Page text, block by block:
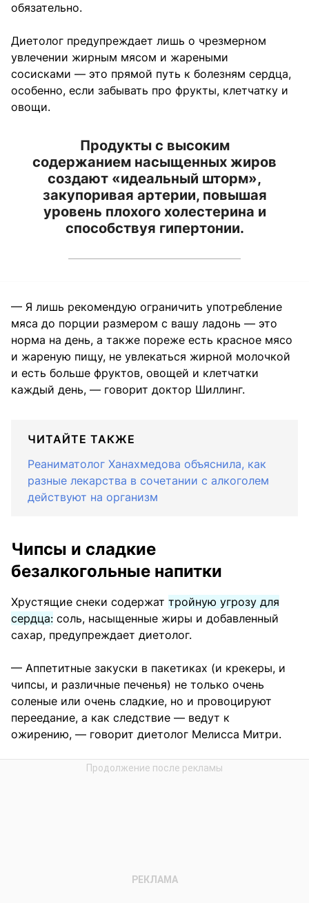
обязательно.
Диетолог предупреждает лишь о чрезмерном
увлечении жирным мясом и жареными
сосисками — это прямой путь к болезням сердца,
особенно, если забывать про фрукты, клетчатку и
овощи.
Продукты с высоким
содержанием насыщенных жиров
создают «идеальный шторм»,
закупоривая артерии, повышая
уровень плохого холестерина и
способствуя гипертонии.
— Я лишь рекомендую ограничить употребление
мяса до порции размером с вашу ладонь — это
норма на день, а также пореже есть красное мясо
и жареную пищу, не увлекаться жирной молочкой
и есть больше фруктов, овощей и клетчатки
каждый день, — говорит доктор Шиллинг.
ЧИТАЙТЕ ТАКЖЕ
Реаниматолог Ханахмедова объяснила, как
разные лекарства в сочетании с алкоголем
действуют на организм
Чипсы и сладкие
безалкогольные напитки
Хрустящие снеки содержат тройную угрозу для
сердца: соль, насыщенные жиры и добавленный
сахар, предупреждает диетолог.
— Аппетитные закуски в пакетиках (и крекеры, и
чипсы, и различные печенья) не только очень
соленые или очень сладкие, но и провоцируют
переедание, а как следствие — ведут к
ожирению, — говорит диетолог Мелисса Митри.